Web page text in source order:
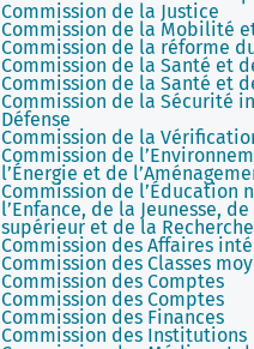
Commission de la Justice
Commission de la Mobilité
Commission de la réforme
Commission de la Santé et
Commission de la Santé et
Commission de la Sécurité
Défense
Commission de la
Commission de
l’Énergie et de
Commission de l’Éducation
l’Enfance, de la Jeunesse,
supérieur et de la Recherche
Commission des Affaires
Commission des Classes
Commission des Comptes
Commission des Comptes
Commission des Finances
Commission des Institutions